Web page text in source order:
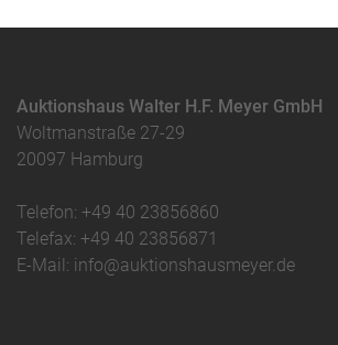
Auktionshaus Walter H.F. Meyer GmbH
Woltmanstraße 27-29
20097 Hamburg
Telefon: +49 40 23856860
Telefax: +49 40 23856871
E-Mail: info@auktionshausmeyer.de